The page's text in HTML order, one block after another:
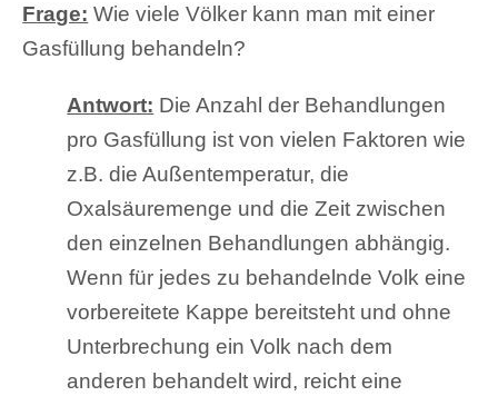
Frage: Wie viele Völker kann man mit einer
Gasfüllung behandeln?
Antwort: Die Anzahl der Behandlungen
pro Gasfüllung ist von vielen Faktoren wie
z.B. die Außentemperatur, die
Oxalsäuremenge und die Zeit zwischen
den einzelnen Behandlungen abhängig.
Wenn für jedes zu behandelnde Volk eine
vorbereitete Kappe bereitsteht und ohne
Unterbrechung ein Volk nach dem
anderen behandelt wird, reicht eine